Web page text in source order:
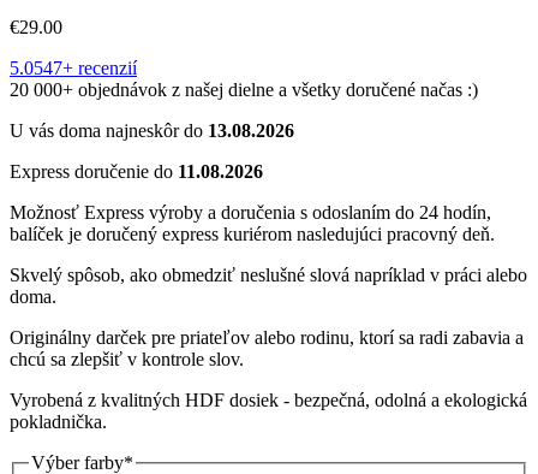
€29.00
5.0547+ recenzií
20 000+ objednávok z našej dielne a všetky doručené načas :)
U vás doma najneskôr do 13.08.2026
Express doručenie do 11.08.2026
Možnosť Express výroby a doručenia s odoslaním do 24 hodín,
balíček je doručený express kuriérom nasledujúci pracovný deň.
Skvelý spôsob, ako obmedziť neslušné slová napríklad v práci alebo
doma.
Originálny darček pre priateľov alebo rodinu, ktorí sa radi zabavia a
chcú sa zlepšiť v kontrole slov.
Vyrobená z kvalitných HDF dosiek - bezpečná, odolná a ekologická
pokladnička.
Výber farby*